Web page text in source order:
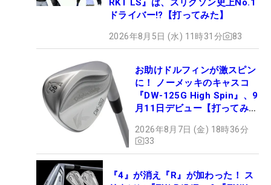
RKT LS』は、スリクソン史上No.1
ドライバー!?【打ってみた】
2026年8月5日 (水) 11時31分 83
お助けドルフィンが激スピン
に！ ノーメッキのキャスコ
『DW-125G High Spin』、9
月11日デビュー【打ってみ
2026年8月7日 (金) 18時36分
33
『4』が消え『R』が加わった！ ス